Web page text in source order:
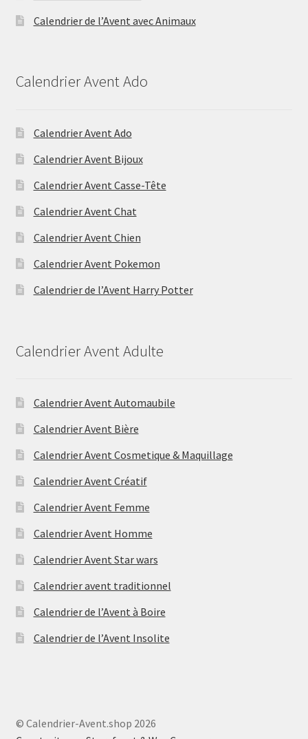
Calendrier de l’Avent avec Animaux
Calendrier Avent Ado
Calendrier Avent Ado
Calendrier Avent Bijoux
Calendrier Avent Casse-Tête
Calendrier Avent Chat
Calendrier Avent Chien
Calendrier Avent Pokemon
Calendrier de l’Avent Harry Potter
Calendrier Avent Adulte
Calendrier Avent Automaubile
Calendrier Avent Bière
Calendrier Avent Cosmetique & Maquillage
Calendrier Avent Créatif
Calendrier Avent Femme
Calendrier Avent Homme
Calendrier Avent Star wars
Calendrier avent traditionnel
Calendrier de l’Avent à Boire
Calendrier de l’Avent Insolite
© Calendrier-Avent.shop 2026